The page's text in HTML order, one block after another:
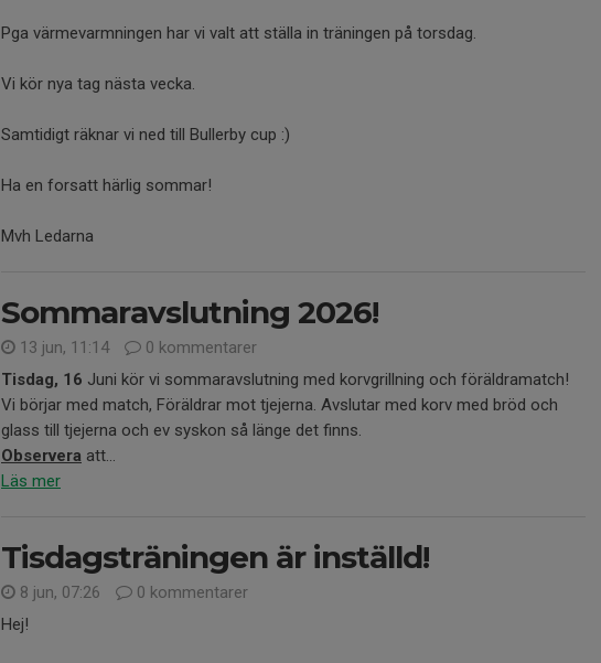
Pga värmevarmningen har vi valt att ställa in träningen på torsdag.
Vi kör nya tag nästa vecka.
Samtidigt räknar vi ned till Bullerby cup :)
Ha en forsatt härlig sommar!
Mvh Ledarna
Sommaravslutning 2026!
13 jun, 11:14
0 kommentarer
Tisdag, 16 Juni kör vi sommaravslutning med korvgrillning och föräldramatch!
Vi börjar med match, Föräldrar mot tjejerna. Avslutar med korv med bröd och
glass till tjejerna och ev syskon så länge det finns.
Observera att...
Läs mer
Tisdagsträningen är inställd!
8 jun, 07:26
0 kommentarer
Hej!